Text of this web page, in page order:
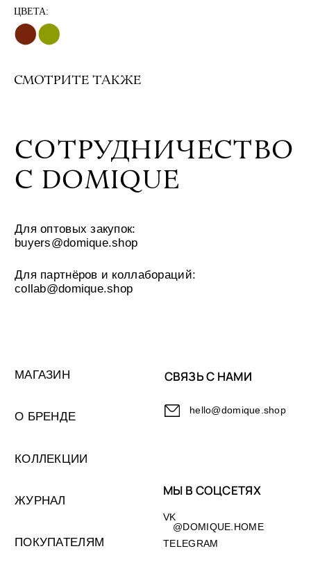
ЦВЕТА:
⬤⬤
СМОТРИТЕ ТАКЖЕ
МАГАЗИН
collab@domique.shop
СВЯЗЬ С НАМИ
МЫ В СОЦСЕТЯХ
VK
@DOMIQUE.HOME
TELEGRAM
© DOMIQUE, 2026
оферта и реквизиты
политика конфиденциальности